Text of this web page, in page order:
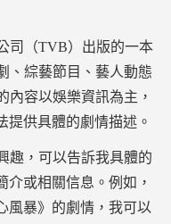
司（TVB）出版的一本
、綜藝節目、藝人動態
內容以娛樂資訊為主，
提供具體的劇情描述。
趣，可以告訴我具體的
介或相關信息。例如，
風暴》的劇情，我可以